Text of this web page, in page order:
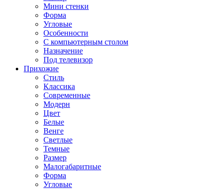
Мини стенки
Форма
Угловые
Особенности
С компьютерным столом
Назначение
Под телевизор
Прихожие
Стиль
Классика
Современные
Модерн
Цвет
Белые
Венге
Светлые
Темные
Размер
Малогабаритные
Форма
Угловые